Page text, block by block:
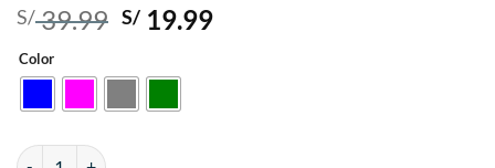
S/39.99 El
original
S/ 19.99El
Color
Correa Para Huawei Watch Fit Camuflado cantidad